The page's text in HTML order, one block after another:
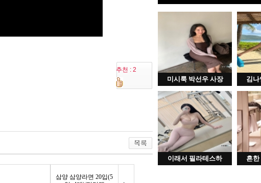
미시룩 박선우 사장 김나
이래서 필라테스하 흔한
추천 : 2